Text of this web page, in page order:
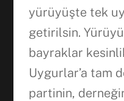
yürüyüşte tek
getirilsin.
bayraklar
Uygurlar’a tam
partinin,